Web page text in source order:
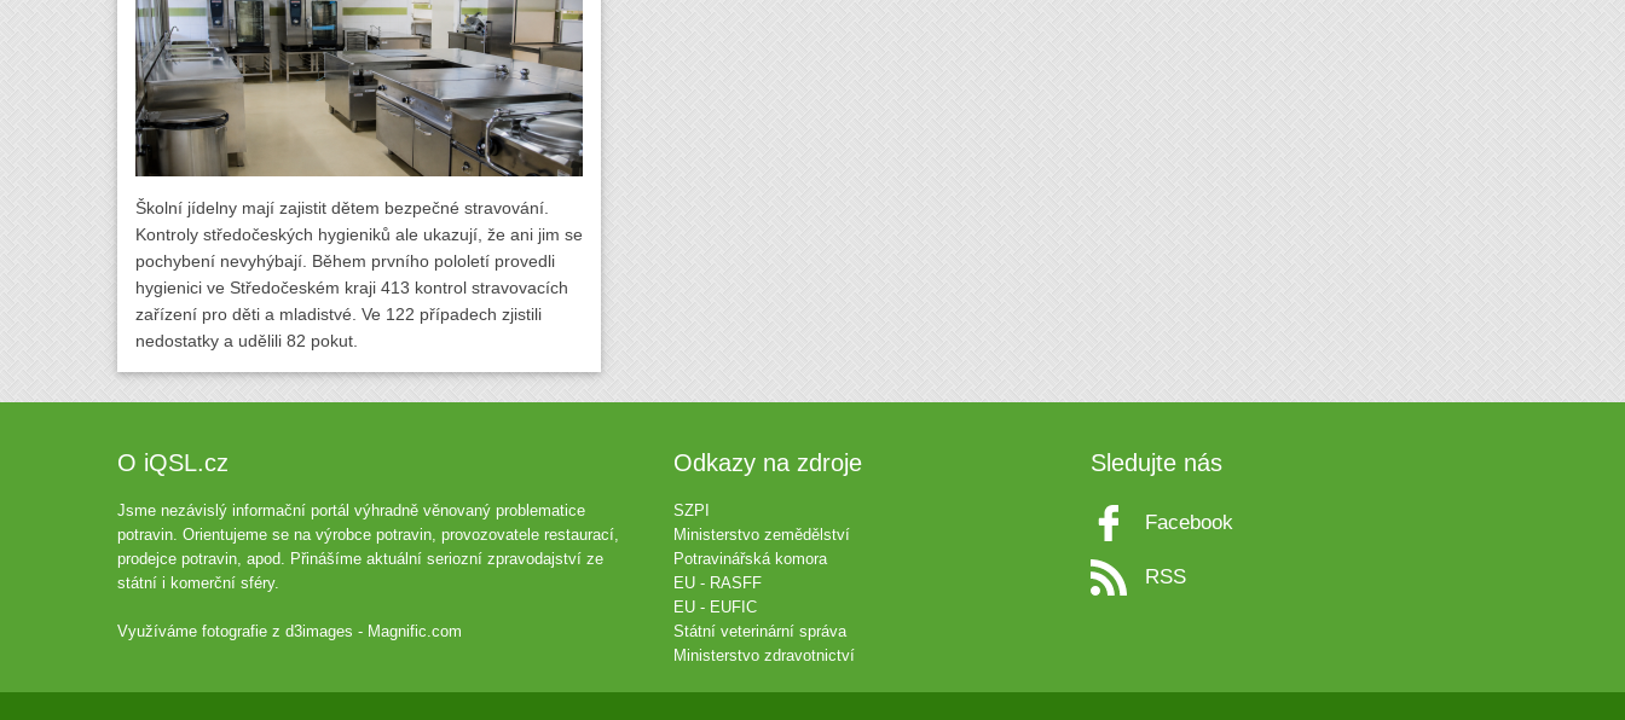
Školní jídelny mají zajistit dětem bezpečné stravování.
Kontroly středočeských hygieniků ale ukazují, že ani jim se
pochybení nevyhýbají. Během prvního pololetí provedli
hygienici ve Středočeském kraji 413 kontrol stravovacích
zařízení pro děti a mladistvé. Ve 122 případech zjistili
nedostatky a udělili 82 pokut.
O iQSL.cz
Jsme nezávislý informační portál výhradně věnovaný problematice
potravin. Orientujeme se na výrobce potravin, provozovatele restaurací,
prodejce potravin, apod. Přinášíme aktuální seriozní zpravodajství ze
státní i komerční sféry.
Využíváme fotografie z d3images - Magnific.com
Odkazy na zdroje
SZPI
Ministerstvo zemědělství
Potravinářská komora
EU - RASFF
EU - EUFIC
Státní veterinární správa
Ministerstvo zdravotnictví
Sledujte nás
Facebook
RSS